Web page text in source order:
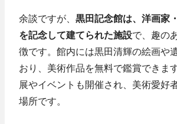
余談ですが、 黒田記念館は、洋画家
を記念して建てられた施設で、趣の
徴です。館内には黒田清輝の絵画や
おり、美術作品を無料で鑑賞できま
展やイベントも開催され、美術愛好
場所です。